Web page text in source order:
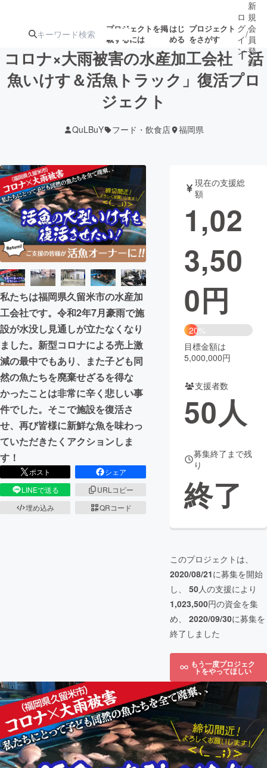
プロジェクトを掲
載するには
はじ
める
プロジェクト
をさがす
注目の新着プロ募集終了が近いプ
テクノロジー・ガジェット
映像・映画 書籍・雑誌
ビジネス・起業 チャレンジ
まちづくり・地域活性化
CAMPFIRE for Social Good
CAMPFIRE Creation
CAMPFIREふるさと納税machi-ya コミュニティ
ロ
グ
イ
ン
/
新
規
会
員
登
録
コロナ×大雨被害の水産加工会社「活
魚いけす＆活魚トラック」復活プロ
ジェクト
QuLBuY フード・飲食店 福岡県
私たちは福岡県久留米市の水産加
工会社です。令和2年7月豪雨で施
設が水没し見通しが立たなくなり
ました。新型コロナによる売上激
減の最中でもあり、また子ども同
然の魚たちを廃棄せざるを得な
かったことは非常に辛く悲しい事
件でした。そこで施設を復活さ
せ、再び皆様に新鮮な魚を味わっ
ていただきたくアクションしま
す！
ポスト
シェア
LINEで送る
URLコピー
埋め込み
QRコード
現在の支援総
額
1,02
3,50
0円
20%
目標金額は
5,000,000円
支援者数
50人
募集終了まで残
り
終了
このプロジェクトは、
2020/08/21に募集を開始
し、 50人の支援により
1,023,500円の資金を集
め、 2020/09/30に募集を
終了しました
もう一度プロジェク
トをやってほしい